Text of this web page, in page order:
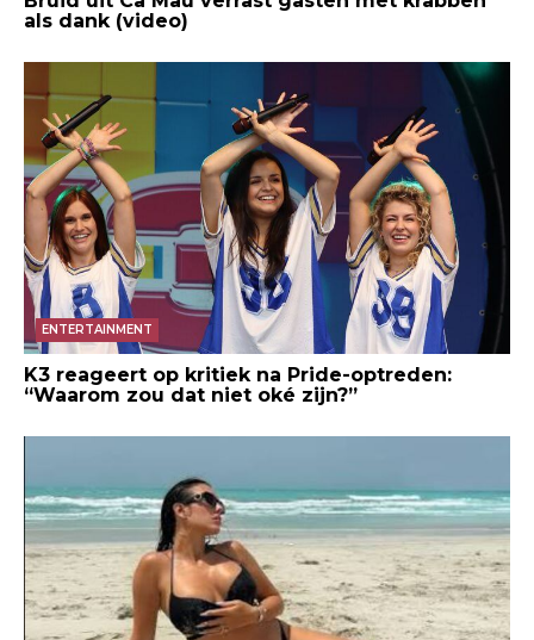
als dank (video)
ENTERTAINMENT
K3 reageert op kritiek na Pride-optreden:
“Waarom zou dat niet oké zijn?”